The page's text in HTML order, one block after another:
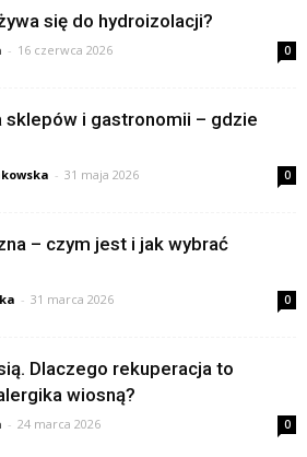
się do hydroizolacji?
- 16 czerwca 2026 0
sklepów i gastronomii – gdzie
- 31 maja 2026 0
– czym jest i jak wybrać
- 31 marca 2026 0
Dlaczego rekuperacja to
wiosną?
- 24 marca 2026 0